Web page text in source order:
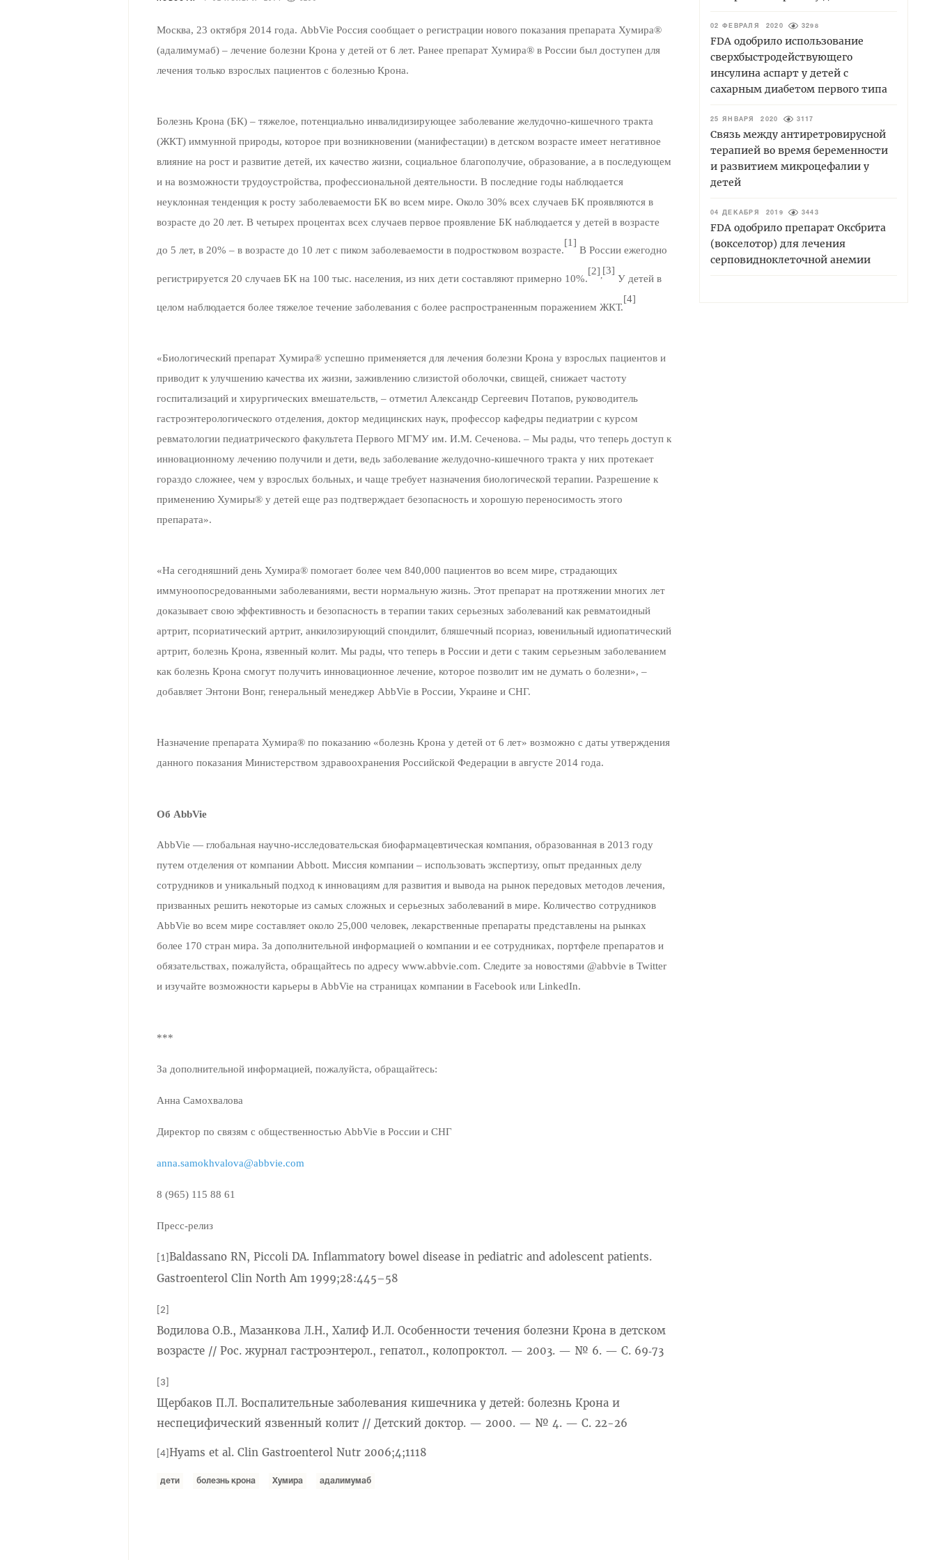
Москва, 23 октября 2014 года. AbbVie Россия сообщает о регистрации нового показания препарата Хумира®
(адалимумаб) – лечение болезни Крона у детей от 6 лет. Ранее препарат Хумира® в России был доступен для
лечения только взрослых пациентов с болезнью Крона.
Болезнь Крона (БК) – тяжелое, потенциально инвалидизирующее заболевание желудочно-кишечного тракта
(ЖКТ) иммунной природы, которое при возникновении (манифестации) в детском возрасте имеет негативное
влияние на рост и развитие детей, их качество жизни, социальное благополучие, образование, а в последующем
и на возможности трудоустройства, профессиональной деятельности. В последние годы наблюдается
неуклонная тенденция к росту заболеваемости БК во всем мире. Около 30% всех случаев БК проявляются в
возрасте до 20 лет. В четырех процентах всех случаев первое проявление БК наблюдается у детей в возрасте
до 5 лет, в 20% – в возрасте до 10 лет с пиком заболеваемости в подростковом возрасте.
[1]
В России ежегодно
регистрируется 20 случаев БК на 100 тыс. населения, из них дети составляют примерно 10%.
[2] [3]
У детей в
целом наблюдается более тяжелое течение заболевания с более распространенным поражением ЖКТ.
[4]
«Биологический препарат Хумира® успешно применяется для лечения болезни Крона у взрослых пациентов и
приводит к улучшению качества их жизни, заживлению слизистой оболочки, свищей, снижает частоту
госпитализаций и хирургических вмешательств, – отметил Александр Сергеевич Потапов, руководитель
гастроэнтерологического отделения, доктор медицинских наук, профессор кафедры педиатрии с курсом
ревматологии педиатрического факультета Первого МГМУ им. И.М. Сеченова. – Мы рады, что теперь доступ к
инновационному лечению получили и дети, ведь заболевание желудочно-кишечного тракта у них протекает
гораздо сложнее, чем у взрослых больных, и чаще требует назначения биологической терапии. Разрешение к
применению Хумиры® у детей еще раз подтверждает безопасность и хорошую переносимость этого
препарата».
«На сегодняшний день Хумира® помогает более чем 840,000 пациентов во всем мире, страдающих
иммуноопосредованными заболеваниями, вести нормальную жизнь. Этот препарат на протяжении многих лет
доказывает свою эффективность и безопасность в терапии таких серьезных заболеваний как ревматоидный
артрит, псориатический артрит, анкилозирующий спондилит, бляшечный псориаз, ювенильный идиопатический
артрит, болезнь Крона, язвенный колит. Мы рады, что теперь в России и дети с таким серьезным заболеванием
как болезнь Крона смогут получить инновационное лечение, которое позволит им не думать о болезни», –
добавляет Энтони Вонг, генеральный менеджер AbbVie в России, Украине и СНГ.
Назначение препарата Хумира® по показанию «болезнь Крона у детей от 6 лет» возможно с даты утверждения
данного показания Министерством здравоохранения Российской Федерации в августе 2014 года.
Об AbbVie
AbbVie — глобальная научно-исследовательская биофармацевтическая компания, образованная в 2013 году
путем отделения от компании Abbott. Миссия компании – использовать экспертизу, опыт преданных делу
сотрудников и уникальный подход к инновациям для развития и вывода на рынок передовых методов лечения,
призванных решить некоторые из самых сложных и серьезных заболеваний в мире. Количество сотрудников
AbbVie во всем мире составляет около 25,000 человек, лекарственные препараты представлены на рынках
более 170 стран мира. За дополнительной информацией о компании и ее сотрудниках, портфеле препаратов и
обязательствах, пожалуйста, обращайтесь по адресу www.abbvie.com. Следите за новостями @abbvie в Twitter
и изучайте возможности карьеры в AbbVie на страницах компании в Facebook или LinkedIn.
***
За дополнительной информацией, пожалуйста, обращайтесь:
Анна Самохвалова
Директор по связям с общественностью AbbVie в России и СНГ
anna.samokhvalova@abbvie.com
8 (965) 115 88 61
Пресс-релиз
[1] Baldassano RN, Piccoli DA. Inflammatory bowel disease in pediatric and adolescent patients.
Gastroenterol Clin North Am 1999;28:445–58
[2]
Водилова О.В., Мазанкова Л.Н., Халиф И.Л. Особенности течения болезни Крона в детском
возрасте // Рос. журнал гастроэнтерол., гепатол., колопроктол. — 2003. — № 6. — С. 69‑73
[3]
Щербаков П.Л. Воспалительные заболевания кишечника у детей: болезнь Крона и
неспецифический язвенный колит // Детский доктор. — 2000. — № 4. — С. 22-26
[4] Hyams et al. Clin Gastroenterol Nutr 2006;4;1118
дети болезнь крона Хумира адалимумаб
02 ФЕВРАЛЯ 2020 3298
FDA одобрило использование
сверхбыстродействующего
инсулина аспарт у детей с
сахарным диабетом первого типа
25 ЯНВАРЯ 2020 3117
Связь между антиретровирусной
терапией во время беременности
и развитием микроцефалии у
детей
04 ДЕКАБРЯ 2019 3443
FDA одобрило препарат Оксбрита
(вокселотор) для лечения
серповидноклеточной анемии